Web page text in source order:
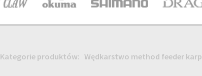
Kategorie produktów: Wędkarstwo method feeder karp